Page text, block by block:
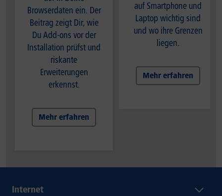
Browserdaten ein. Der
Beitrag zeigt Dir, wie
Du Add-ons vor der
Installation prüfst und
riskante
Erweiterungen
erkennst.
Mehr erfahren
auf Smartphone und
Laptop wichtig sind
und wo ihre Grenzen
liegen.
Mehr erfahren
Internet